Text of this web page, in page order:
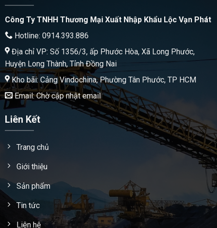
Công Ty TNHH Thương Mại Xuất Nhập Khẩu Lộc Vạn Phát
Hotline: 0914.393.886
Địa chỉ VP: Số 1356/3, ấp Phước Hòa, Xã Long Phước,
Huyện Long Thành, Tỉnh Đồng Nai
Kho bãi: Cảng Vindochina, Phường Tân Phước, TP HCM
Email: Chờ cập nhật email
Liên Kết
Trang chủ
Giới thiệu
Sản phẩm
Tin tức
Liên hệ